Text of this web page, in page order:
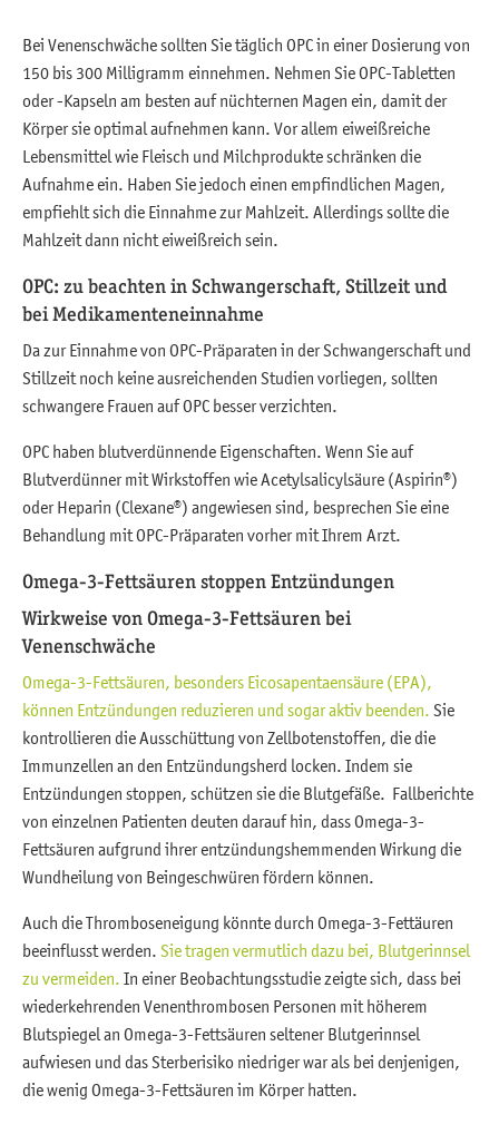
Bei Venenschwäche sollten Sie täglich OPC in einer Dosierung von
150 bis 300 Milligramm einnehmen. Nehmen Sie OPC-Tabletten
oder -Kapseln am besten auf nüchternen Magen ein, damit der
Körper sie optimal aufnehmen kann. Vor allem eiweißreiche
Lebensmittel wie Fleisch und Milchprodukte schränken die
Aufnahme ein. Haben Sie jedoch einen empfindlichen Magen,
empfiehlt sich die Einnahme zur Mahlzeit. Allerdings sollte die
Mahlzeit dann nicht eiweißreich sein.
OPC: zu beachten in Schwangerschaft, Stillzeit und
bei Medikamenteneinnahme
Da zur Einnahme von OPC-Präparaten in der Schwangerschaft und
Stillzeit noch keine ausreichenden Studien vorliegen, sollten
schwangere Frauen auf OPC besser verzichten.
OPC haben blutverdünnende Eigenschaften. Wenn Sie auf
Blutverdünner mit Wirkstoffen wie Acetylsalicylsäure (Aspirin®)
oder Heparin (Clexane®) angewiesen sind, besprechen Sie eine
Behandlung mit OPC-Präparaten vorher mit Ihrem Arzt.
Omega-3-Fettsäuren stoppen Entzündungen
Wirkweise von Omega-3-Fettsäuren bei
Venenschwäche
Omega-3-Fettsäuren, besonders Eicosapentaensäure (EPA),
können Entzündungen reduzieren und sogar aktiv beenden. Sie
kontrollieren die Ausschüttung von Zellbotenstoffen, die die
Immunzellen an den Entzündungsherd locken. Indem sie
Entzündungen stoppen, schützen sie die Blutgefäße. Fallberichte
von einzelnen Patienten deuten darauf hin, dass Omega-3-
Fettsäuren aufgrund ihrer entzündungshemmenden Wirkung die
Wundheilung von Beingeschwüren fördern können.
Auch die Thromboseneigung könnte durch Omega-3-Fettäuren
beeinflusst werden. Sie tragen vermutlich dazu bei, Blutgerinnsel
zu vermeiden. In einer Beobachtungsstudie zeigte sich, dass bei
wiederkehrenden Venenthrombosen Personen mit höherem
Blutspiegel an Omega-3-Fettsäuren seltener Blutgerinnsel
aufwiesen und das Sterberisiko niedriger war als bei denjenigen,
die wenig Omega-3-Fettsäuren im Körper hatten.